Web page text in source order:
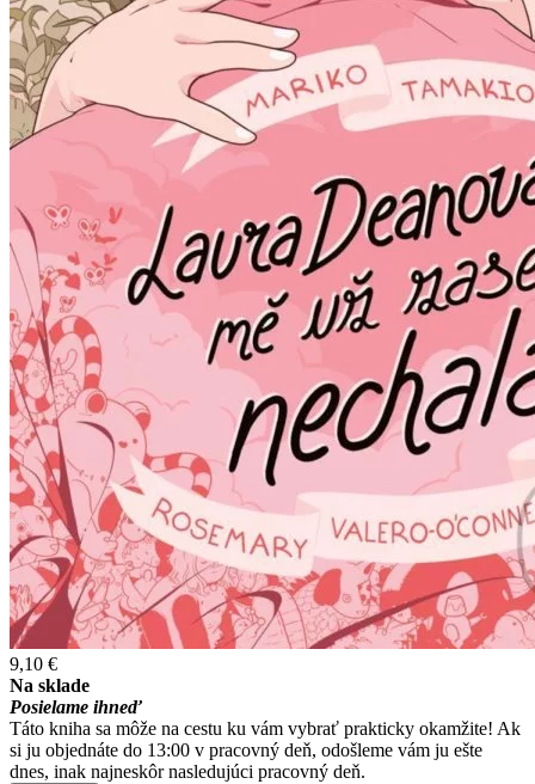
9,10 €
Na sklade
Posielame ihneď
Táto kniha sa môže na cestu ku vám vybrať prakticky okamžite! Ak
si ju objednáte do 13:00 v pracovný deň, odošleme vám ju ešte
dnes, inak najneskôr nasledujúci pracovný deň.